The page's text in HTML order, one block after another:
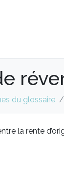
du glossaire
la rente